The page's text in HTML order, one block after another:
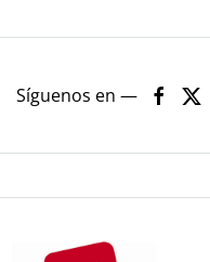
Síguenos en —